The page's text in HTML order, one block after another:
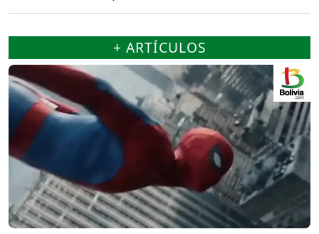
+ ARTÍCULOS